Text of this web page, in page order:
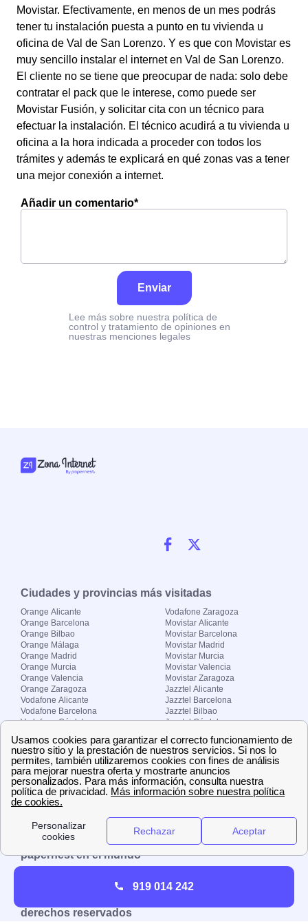
Movistar. Efectivamente, en menos de un mes podrás
tener tu instalación puesta a punto en tu vivienda u
oficina de Val de San Lorenzo. Y es que con Movistar es
muy sencillo instalar el internet en Val de San Lorenzo.
El cliente no se tiene que preocupar de nada: solo debe
contratar el pack que le interese, como puede ser
Movistar Fusión, y solicitar cita con un técnico para
efectuar la instalación. El técnico acudirá a tu vivienda u
oficina a la hora indicada a proceder con todos los
trámites y además te explicará en qué zonas vas a tener
una mejor conexión a internet.
Añadir un comentario*
Enviar
Lee más sobre nuestra política de
control y tratamiento de opiniones en
nuestras menciones legales
Ciudades y provincias más visitadas
Orange Alicante
Orange Barcelona
Orange Bilbao
Orange Málaga
Orange Madrid
Orange Murcia
Orange Valencia
Orange Zaragoza
Vodafone Alicante
Vodafone Barcelona
Vodafone Córdoba
Vodafone Madrid
Vodafone Murcia
Vodafone Valencia
Vodafone Zaragoza
Movistar Alicante
Movistar Barcelona
Movistar Madrid
Movistar Murcia
Movistar Valencia
Movistar Zaragoza
Jazztel Alicante
Jazztel Barcelona
Jazztel Bilbao
Jazztel Córdoba
Jazztel Málaga
Jazztel Valencia
Jazztel Zaragoza
Sobre Zona-internet.com
¿Quiénes somos?
El grupo papernest
Aviso legal Nuestras ofertas de trabajo
papernest en el mundo
Reino Unido
derechos reservados
919 014 242